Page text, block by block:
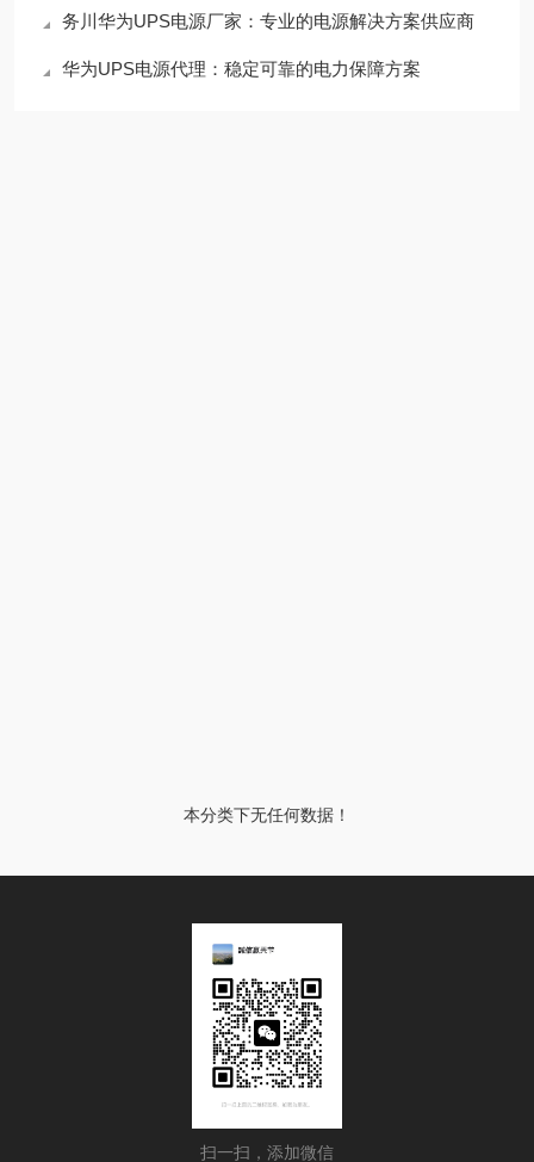
务川华为UPS电源厂家：专业的电源解决方案供应商
华为UPS电源代理：稳定可靠的电力保障方案
本分类下无任何数据！
扫一扫，添加微信